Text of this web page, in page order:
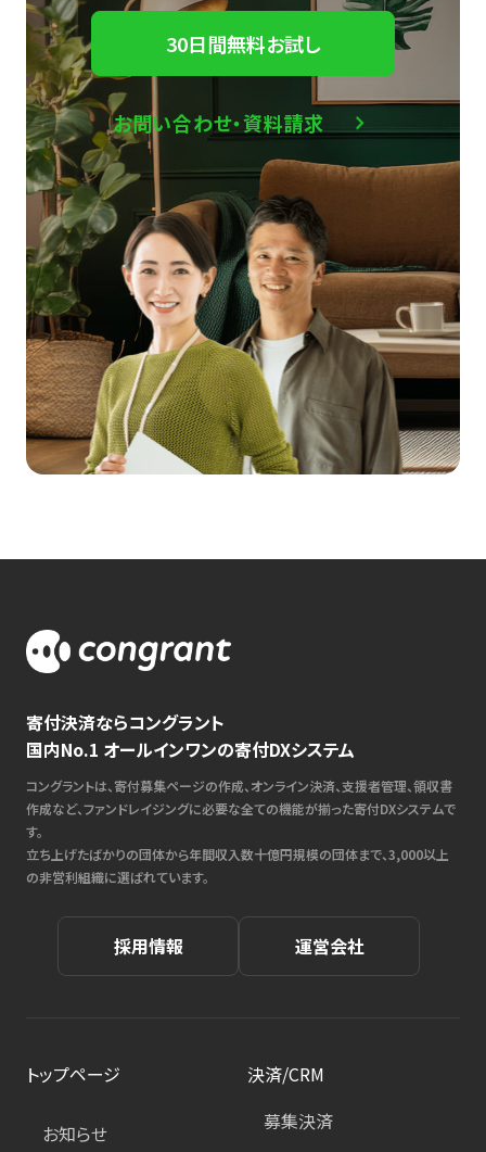
30日間無料お試し
お問い合わせ・資料請求
寄付決済ならコングラント
国内No.1 オールインワンの寄付DXシステム
コングラントは、寄付募集ページの作成、オンライン決済、支援者管理、領収書
作成など、ファンドレイジングに必要な全ての機能が揃った寄付DXシステムで
す。
立ち上げたばかりの団体から年間収入数十億円規模の団体まで、3,000以上
の非営利組織に選ばれています。
採用情報 運営会社
トップページ
お知らせ
決済/CRM
募集決済